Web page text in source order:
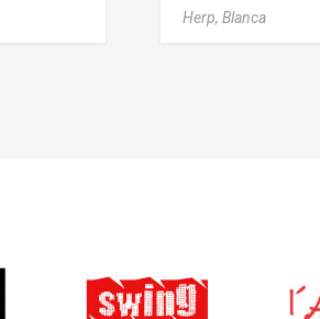
Herp, Blanca